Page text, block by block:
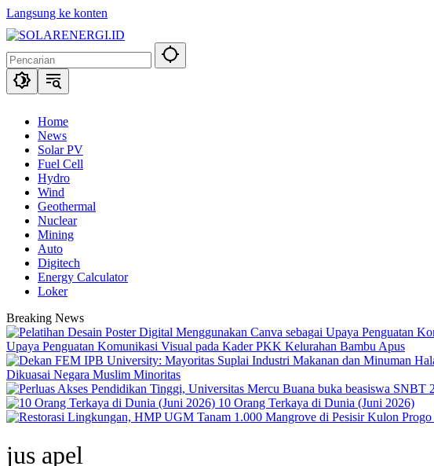
Langsung ke konten
Home
News
Solar PV
Fuel Cell
Hydro
Wind
Geothermal
Nuclear
Mining
Auto
Digitech
Energy Calculator
Loker
Breaking News
Upaya Penguatan Komunikasi Visual pada Kader PKK Kelurahan Bambu Apus
Dikuasai Negara Muslim Minoritas
10 Orang Terkaya di Dunia (Juni 2026)
jus apel